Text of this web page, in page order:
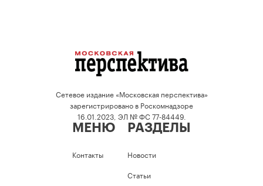
Сетевое издание «Московская перспектива»
зарегистрировано в Роскомнадзоре
16.01.2023, ЭЛ № ФС 77-84449.
МЕНЮ
Контакты
РАЗДЕЛЫ
Новости
Статьи